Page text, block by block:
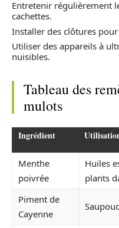
Entretenir régulièrement
cachettes.
Installer des clôtures pour
Utiliser des appareils à
nuisibles.
Tableau des
mulots
Ingrédient
Menthe
poivrée
Huiles
plants
Piment de
Cayenne